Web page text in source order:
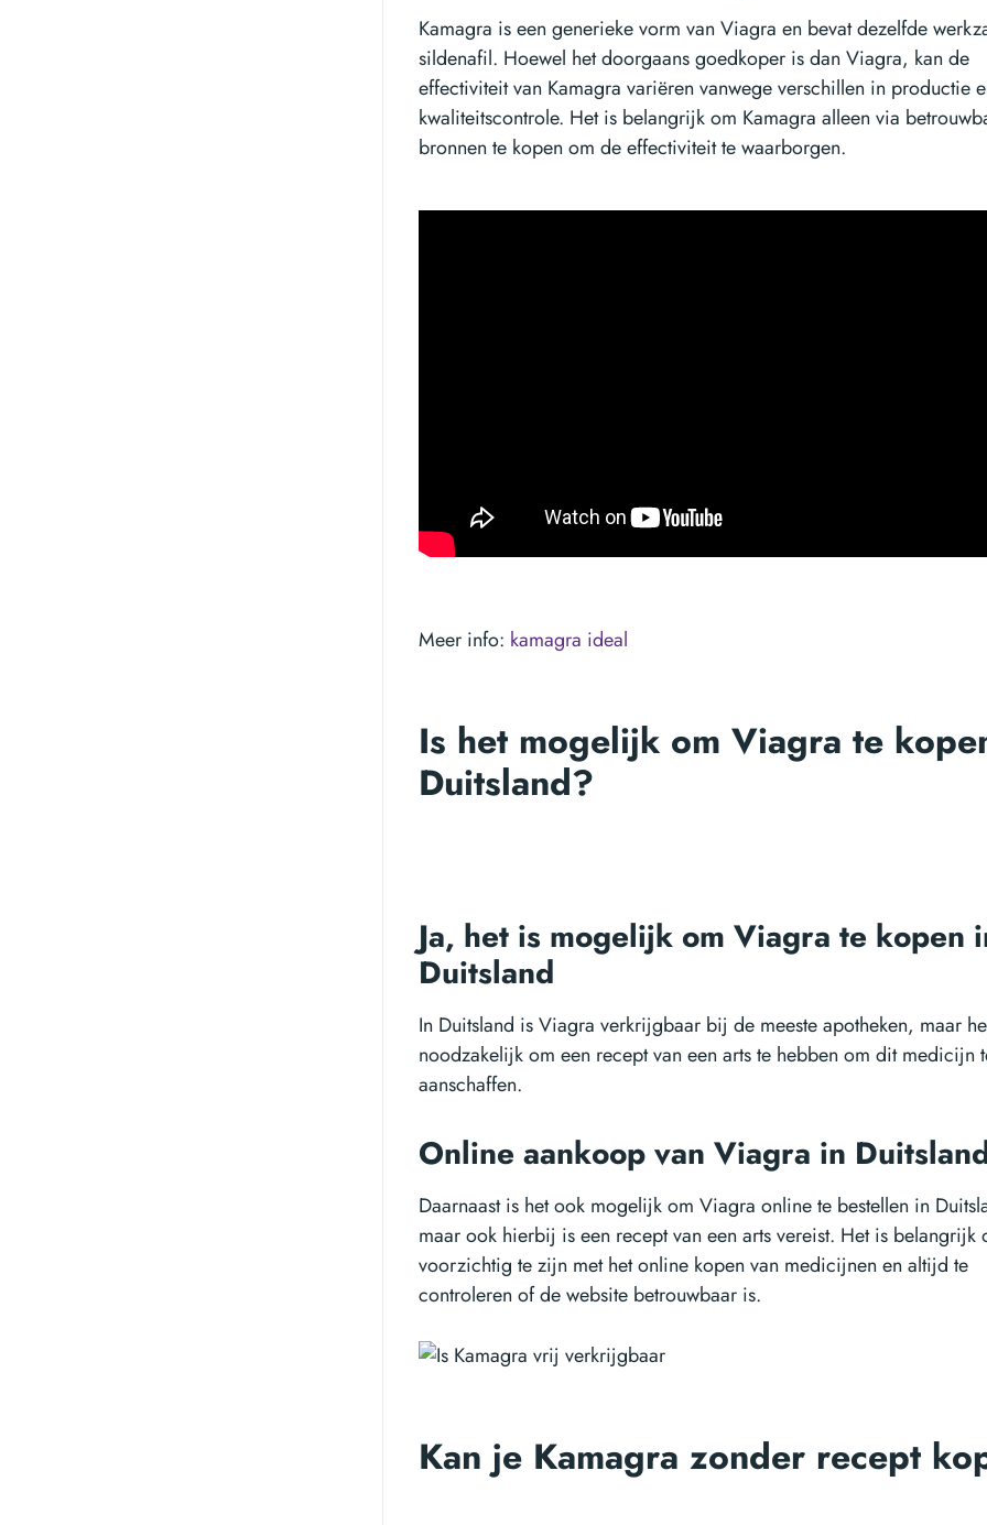
Kamagra is een generieke vorm van Viagra en bevat dezelfde
sildenafil. Hoewel het doorgaans goedkoper is dan Viagra, kan de
effectiviteit van Kamagra variëren vanwege verschillen in productie
kwaliteitscontrole. Het is belangrijk om Kamagra alleen via
bronnen te kopen om de effectiviteit te waarborgen.
Meer info: kamagra ideal
Is het mogelijk om Viagra te
Duitsland?
Ja, het is mogelijk om Viagra te kopen
Duitsland
In Duitsland is Viagra verkrijgbaar bij de meeste apotheken, maar
noodzakelijk om een recept van een arts te hebben om dit medicijn
aanschaffen.
Online aankoop van Viagra in
Daarnaast is het ook mogelijk om Viagra online te bestellen in
maar ook hierbij is een recept van een arts vereist. Het is belangrijk
voorzichtig te zijn met het online kopen van medicijnen en altijd te
controleren of de website betrouwbaar is.
Kan je Kamagra zonder recept